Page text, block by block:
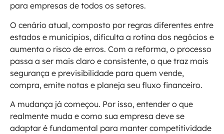
para empresas de todos os setores.
O cenário atual, composto por regras diferentes entre
estados e municípios, dificulta a rotina dos negócios e
aumenta o risco de erros. Com a reforma, o processo
passa a ser mais claro e consistente, o que traz mais
segurança e previsibilidade para quem vende,
compra, emite notas e planeja seu fluxo financeiro.
A mudança já começou. Por isso, entender o que
realmente muda e como sua empresa deve se
adaptar é fundamental para manter competitividade